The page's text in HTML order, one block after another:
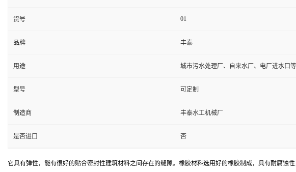
货号 01
品牌 丰泰
用途 城市污水处理厂、自来水厂、电厂进水口等
型号 可定制
制造商 丰泰水工机械厂
是否进口 否
它具有弹性，能有很好的贴合密封性建筑材料之间存在的缝隙。橡胶材料选用好的橡胶制成，具有耐腐